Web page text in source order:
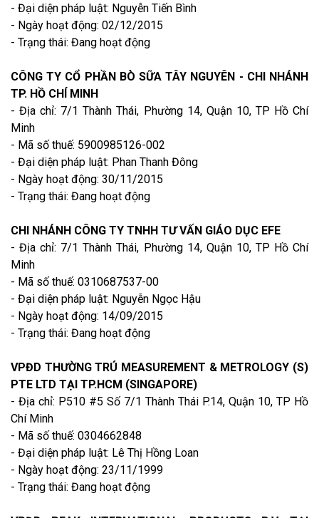
- Đại diện pháp luật: Nguyễn Tiến Bình
- Ngày hoạt động: 02/12/2015
- Trạng thái: Đang hoạt động
CÔNG TY CỔ PHẦN BÒ SỮA TÂY NGUYÊN - CHI NHÁNH
TP. HỒ CHÍ MINH
- Địa chỉ: 7/1 Thành Thái, Phường 14, Quận 10, TP Hồ Chí
Minh
- Mã số thuế: 5900985126-002
- Đại diện pháp luật: Phan Thanh Đông
- Ngày hoạt động: 30/11/2015
- Trạng thái: Đang hoạt động
CHI NHÁNH CÔNG TY TNHH TƯ VẤN GIÁO DỤC EFE
- Địa chỉ: 7/1 Thành Thái, Phường 14, Quận 10, TP Hồ Chí
Minh
- Mã số thuế: 0310687537-00
- Đại diện pháp luật: Nguyễn Ngọc Hậu
- Ngày hoạt động: 14/09/2015
- Trạng thái: Đang hoạt động
VPĐD THƯỜNG TRÚ MEASUREMENT & METROLOGY (S)
PTE LTD TẠI TP.HCM (SINGAPORE)
- Địa chỉ: P510 #5 Số 7/1 Thành Thái P.14, Quận 10, TP Hồ
Chí Minh
- Mã số thuế: 0304662848
- Đại diện pháp luật: Lê Thị Hồng Loan
- Ngày hoạt động: 23/11/1999
- Trạng thái: Đang hoạt động